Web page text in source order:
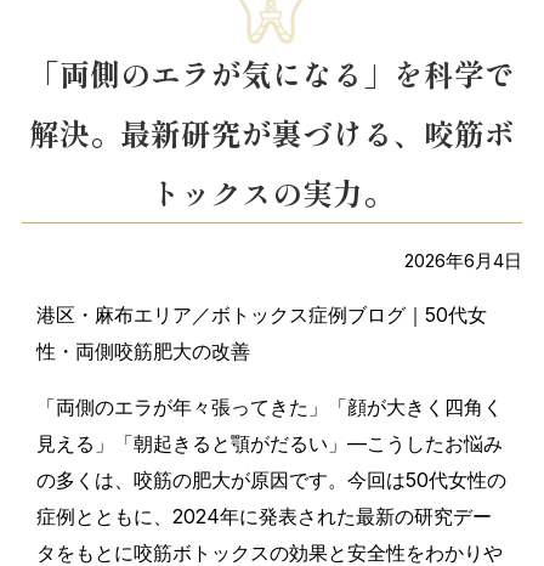
「両側のエラが気になる」を科学で
解決。最新研究が裏づける、咬筋ボ
トックスの実力。
2026年6月4日
港区・麻布エリア／ボトックス症例ブログ｜50代女
性・両側咬筋肥大の改善
「両側のエラが年々張ってきた」「顔が大きく四角く
見える」「朝起きると顎がだるい」—こうしたお悩み
の多くは、咬筋の肥大が原因です。今回は50代女性の
症例とともに、2024年に発表された最新の研究デー
タをもとに咬筋ボトックスの効果と安全性をわかりや